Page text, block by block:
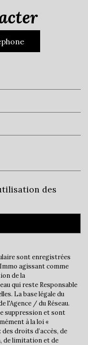
59,43 %
20,72 %
23,34 %
des
sont enregistrées
agissant comme
de la
qui reste Responsable
La base légale du
l'Agence / du Réseau.
suppression et sont
à la loi «
droits d’accès, de
de limitation et de